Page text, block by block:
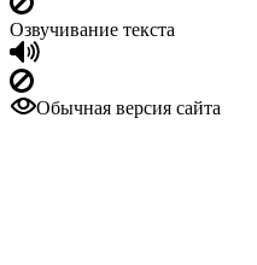
Озвучивание текста
Обычная версия сайта